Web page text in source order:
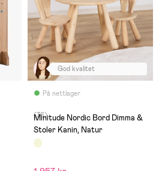
På nettlager
God kvalitet
(36)
Minitude Nordic Bord Dimma &
Stoler Kanin, Natur